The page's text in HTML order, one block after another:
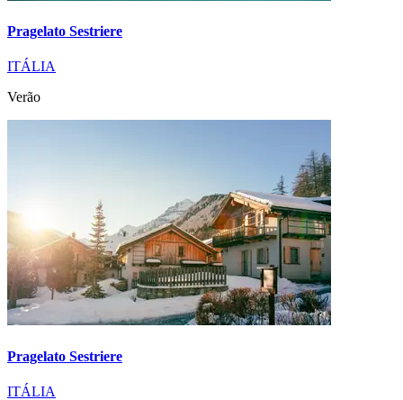
Pragelato Sestriere
ITÁLIA
Verão
Pragelato Sestriere
ITÁLIA